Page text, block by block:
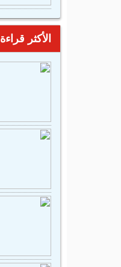
الأكثر قراءة